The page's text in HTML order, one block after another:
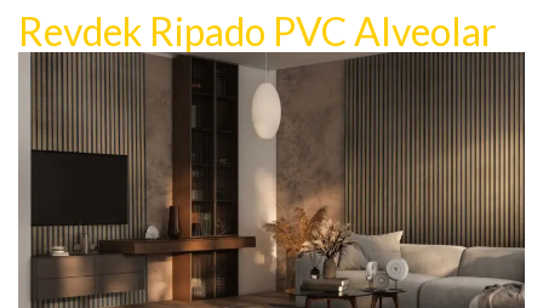
Revdek Ripado PVC Alveolar